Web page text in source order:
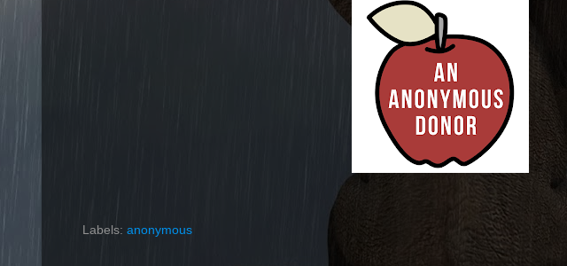
Labels: anonymous